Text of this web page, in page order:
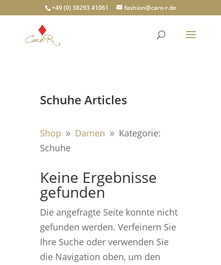
+49 (0) 38293 41061 fashion@caro-r.de
Schuhe Articles
Shop 9 Damen 9 Kategorie:
Schuhe
Keine Ergebnisse
gefunden
Die angefragte Seite konnte nicht
gefunden werden. Verfeinern Sie
Ihre Suche oder verwenden Sie
die Navigation oben, um den